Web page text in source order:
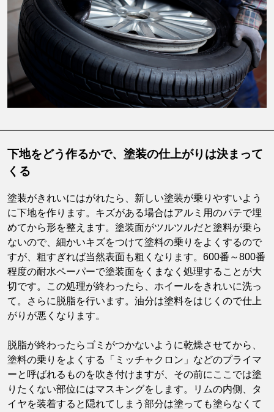
下地をどう作るかで、塗装の仕上がりは決まって
くる
塗装がきれいにはがれたら、新しい塗装が乗りやすいよう
に下地を作ります。キズがある場合はアルミ用のパテで埋
めてから形を整えます。塗装面がツルツルだと塗料が乗ら
ないので、細かいキズをつけて塗料の乗りをよくするので
すが、粗すぎれば当然表面も粗くなります。600番～800番
程度の耐水ペーパーで塗装面をくまなく処理することが大
切です。この処理が終わったら、ホイールをきれいに洗っ
て。さらに脱脂を行います。油分は塗料をはじくので仕上
がりが悪くなります。
脱脂が終わったらゴミがつかないように乾燥させてから、
塗料の乗りをよくする「ミッチャクロン」などのプライマ
ーと呼ばれるものを吹き付けますが、その前にここでは塗
りたくない部位にはマスキングをします。リムの内側、タ
イヤを装着すると隠れてしまう部分は塗っても塗らなくて